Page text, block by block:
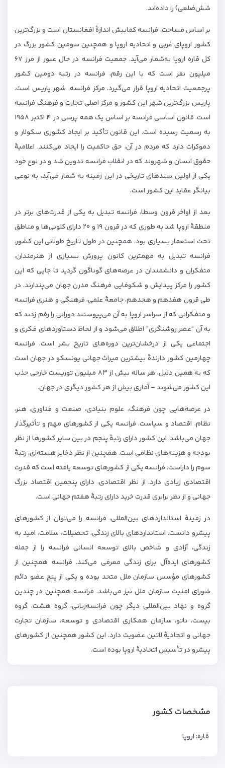
شش‌ضلعی) را داده‌اند.
بر اساس مساحت، فرانسه کمابیش اندازهٔ افغانستان است و بزرگ‌ترین
کشور اروپای غربی و اتحادیه اروپا و همچنین سومین کشور بزرگ در
کل قاره اروپا به‌شمار می‌آید. جمعیت فرانسه در حال عبور از مرز ۶۷
میلیون نفر است که با این رقم، فرانسه در رتبه دومین کشور
پرجمعیت اتحادیه اروپا قرار می‌گیرد. مرکز فرانسه، شهر پاریس است.
پاریس بزرگ‌ترین شهر این کشور و مرکز اصلی تجارت و فرهنگ فرانسه
است. قانون اساسی فرانسه بر اساس یک همه پرسی در ۴ اکتبر ۱۹۵۸
به رسمیت رسیده است. این قانون تأکید بر ایجاد کشوری سکولار و
دموکرات دارد که مردم در آن، حق حاکمیت را ایجاد می‌کنند. اعلامیۀ
حقوق انسان و شهروند که در انقلاب فرانسه تدوین شد و در نوع خود
یکی از اولین سندهای تاریخی در این زمینه به شمار می‌آید، به نوعی
بیانگر عقاید این کشور است.
بعد از اواخر قرون وسطا، فرانسه تبدیل به یکی از قدرت‌های برتر در
منطقۀ اروپا شد به طوری که در قرون ۱۹ و ۲۰ دارای کلونی‌ها و مناطق
تحت استعمار بسیاری بود. همچنین در طول تاریخ طولانی این کشور،
فرانسه تبدیل به مهمترین کانون پرورش بسیاری از هنرمندان،
متفکران و دانشمندان در عرصه‌های گوناگون گردید تا جایی که این
کشور را مرکز پیدایش و شکوفایی فرهنگ مدرن جهان می‌پندارند. در
طی قرون هفدهم و هجدهم، جامعۀ علمی، فرهنگی و هنری فرانسه
و متفکرانی که از سراسر اروپا به آن می‌پیوستند دورانی را رقم زدند که
به آن “عصر روشنگری” اطلاق می‌شود و از لحاظ دستاوردهای فکری و
اجتماعی یکی از درخشان‌ترین دوره‌های تاریخ بشر است. فرانسه
چهارمین کشور دارندۀ بیشترین میراث جهانی یونسکو در جهان است
که به همین دلیل، هر ساله بیش از ۸۳ میلیون توریست خارجی جذب
این کشور می‌شوند – آماری بیش از هر کشور دیگری در جهان.
در عرصه‌هایی چون فرهنگ، علوم بنیادی، صنعت و فناوری، هنر،
نظام، اقتصاد و سیاست، فرانسه یکی از کشورهای مهم و تأثیرگذار
جهان می‌باشد. این کشور دارای رتبۀ پنجم در بین سایر کشورها از نظر
بودجه و هزینه‌های نظامی است. همچنین از نظر ذخایر هسته‌ای، رتبۀ
سوم را داراست. فرانسه یکی از کشورهای توسعه‌ یافته است که قدرت
اقتصادی زیادی دارد. از نظر اقتصادی، دارای پنجمین اقتصاد بزرگ
جهانی و از نظر برابری قدرت خرید دارای رتبۀ هفتم جهانی است.
در زمینۀ استانداردهای بین‌المللی، فرانسه را می‌توان از کشورهای
پیشرو دانست. استانداردهای بالای زندگی، تحصیلات، سلامت، امید به
زندگی، آزادی و شاخص بالای توسعه انسانی فرانسه را از جمله
کشورهای ایده‌آل برای زندگی معرفی می‌کند. فرانسه همچنین از
کشورهای مؤسس سازمان ملل متحد بوده و یکی از پنج عضو دائم
شورای امنیت سازمان ملل نیز می‌باشد. فرانسه همچنین در چندین
گروه و نهاد بین‌المللی دیگر چون فرانسه‌زبانی، گروه هشت، گروه
بیست، ناتو، سازمان همکاری اقتصادی و توسعه، سازمان تجارت
جهانی و اتحادیۀ لاتین عضویت دارد. این کشور همچنین از کشورهای
پیشرو در تأسیس اتحادیۀ اروپا بوده است.
مشخصات کشور
قاره: اروپا